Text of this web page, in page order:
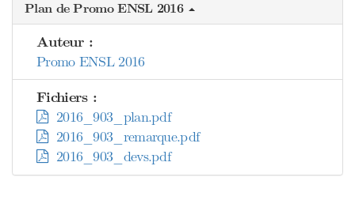
Plan de Promo ENSL 2016
Auteur :
Promo ENSL 2016
Fichiers :
2016_903_plan.pdf
2016_903_remarque.pdf
2016_903_devs.pdf